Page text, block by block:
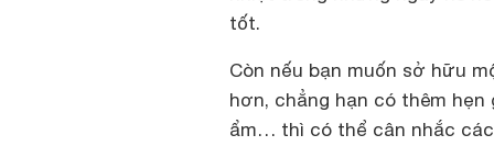
tốt.
Còn nếu bạn muốn sở hữu
hơn, chẳng hạn có thêm
ẩm… thì có thể cân nhắc